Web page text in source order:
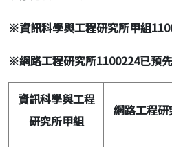
※資訊科學與工程研究所甲組
※網路工程研究所1100224已預
資訊科學與工程
研究所甲組
網路工程研